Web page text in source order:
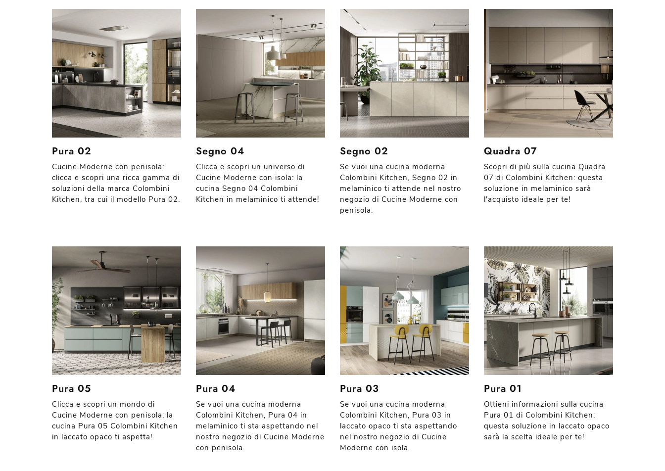
Pura 02
Cucine Moderne con penisola:
clicca e scopri una ricca gamma di
soluzioni della marca Colombini
Kitchen, tra cui il modello Pura 02.
Segno 04
Clicca e scopri un universo di
Cucine Moderne con isola: la
cucina Segno 04 Colombini
Kitchen in melaminico ti attende!
Segno 02
Se vuoi una cucina moderna
Colombini Kitchen, Segno 02 in
melaminico ti attende nel nostro
negozio di Cucine Moderne con
penisola.
Quadra 07
Scopri di più sulla cucina Quadra
07 di Colombini Kitchen: questa
soluzione in melaminico sarà
l'acquisto ideale per te!
Pura 05
Clicca e scopri un mondo di
Cucine Moderne con penisola: la
cucina Pura 05 Colombini Kitchen
in laccato opaco ti aspetta!
Pura 04
Se vuoi una cucina moderna
Colombini Kitchen, Pura 04 in
melaminico ti sta aspettando nel
nostro negozio di Cucine Moderne
con penisola.
Pura 03
Se vuoi una cucina moderna
Colombini Kitchen, Pura 03 in
laccato opaco ti sta aspettando
nel nostro negozio di Cucine
Moderne con isola.
Pura 01
Ottieni informazioni sulla cucina
Pura 01 di Colombini Kitchen:
questa soluzione in laccato opaco
sarà la scelta ideale per te!